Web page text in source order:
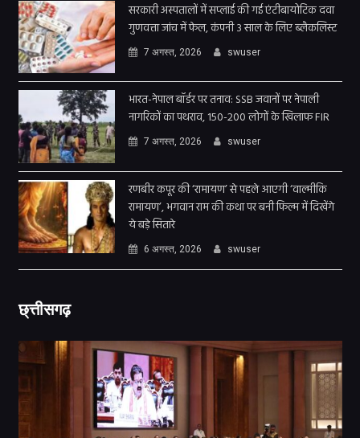
सरकारी अस्पतालों में सप्लाई की गई एंटीबायोटिक दवा
गुणवत्ता जांच में फेल, कंपनी 3 साल के लिए ब्लैकलिस्ट
7 अगस्त, 2026 swuser
भारत-नेपाल बॉर्डर पर तनाव: SSB जवानों पर नेपाली
नागरिकों का पथराव, 150-200 लोगों के खिलाफ FIR
7 अगस्त, 2026 swuser
रणबीर कपूर की ‘रामायण’ से पहले आएगी ‘वाल्मीकि
रामायण’, भगवान राम की कथा पर बनी फिल्म में दिखेंगे
ये बड़े सितारे
6 अगस्त, 2026 swuser
छ्त्तीसगढ़